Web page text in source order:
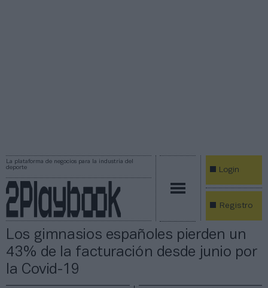
La plataforma de negocios para la industria del
deporte
Login
Registro
Los gimnasios españoles pierden un
43% de la facturación desde junio por
la Covid-19